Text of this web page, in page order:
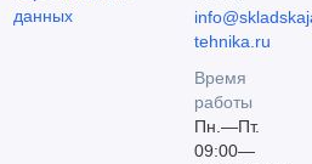
данных
tehnika.ru
Время
работы
Пн.—Пт.
09:00—